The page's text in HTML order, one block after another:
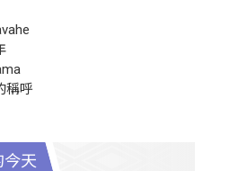
稱呼
今天